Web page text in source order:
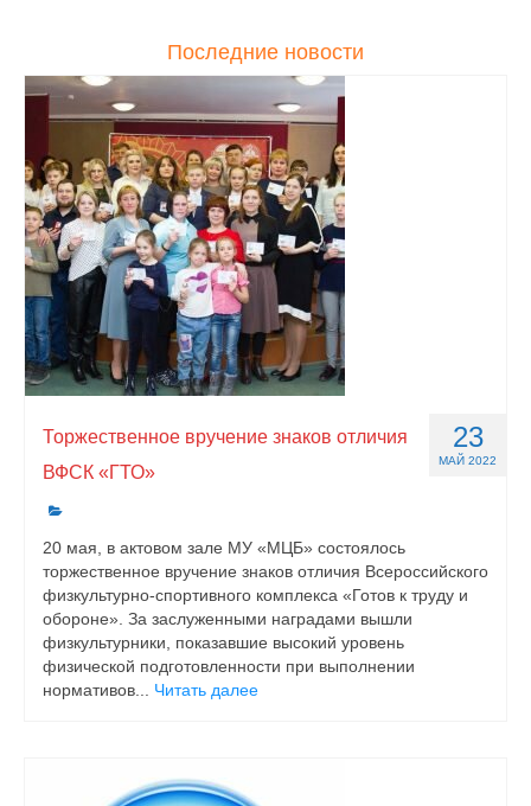
Последние новости
23
МАЙ 2022
Торжественное вручение знаков отличия
ВФСК «ГТО»
20 мая, в актовом зале МУ «МЦБ» состоялось
торжественное вручение знаков отличия Всероссийского
физкультурно-спортивного комплекса «Готов к труду и
обороне». За заслуженными наградами вышли
физкультурники, показавшие высокий уровень
физической подготовленности при выполнении
нормативов... Читать далее